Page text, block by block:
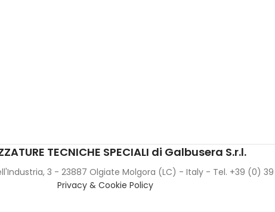
TECNICHE SPECIALI di Galbusera S.r.l.
3 - 23887 Olgiate Molgora (LC) - Italy - Tel. +39 (0)
Privacy & Cookie Policy